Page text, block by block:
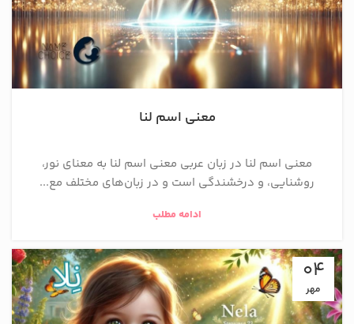
معنی اسم لنا
معنی اسم لنا در زبان عربی معنی اسم لنا به معنای نور،
روشنایی، و درخشندگی است و در زبان‌های مختلف مع...
ادامه مطلب
04
مهر